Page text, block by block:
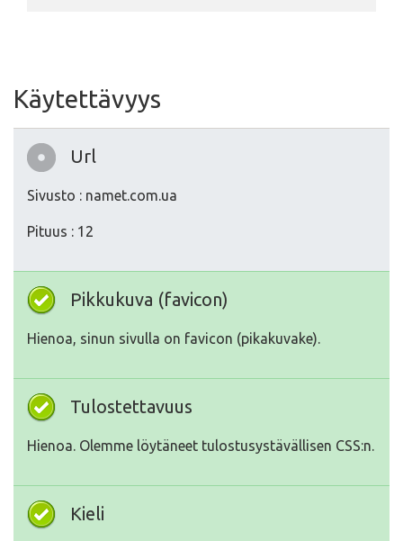
Käytettävyys
Url
Sivusto : namet.com.ua
Pituus : 12
Pikkukuva (favicon)
Hienoa, sinun sivulla on favicon (pikakuvake).
Tulostettavuus
Hienoa. Olemme löytäneet tulostusystävällisen CSS:n.
Kieli